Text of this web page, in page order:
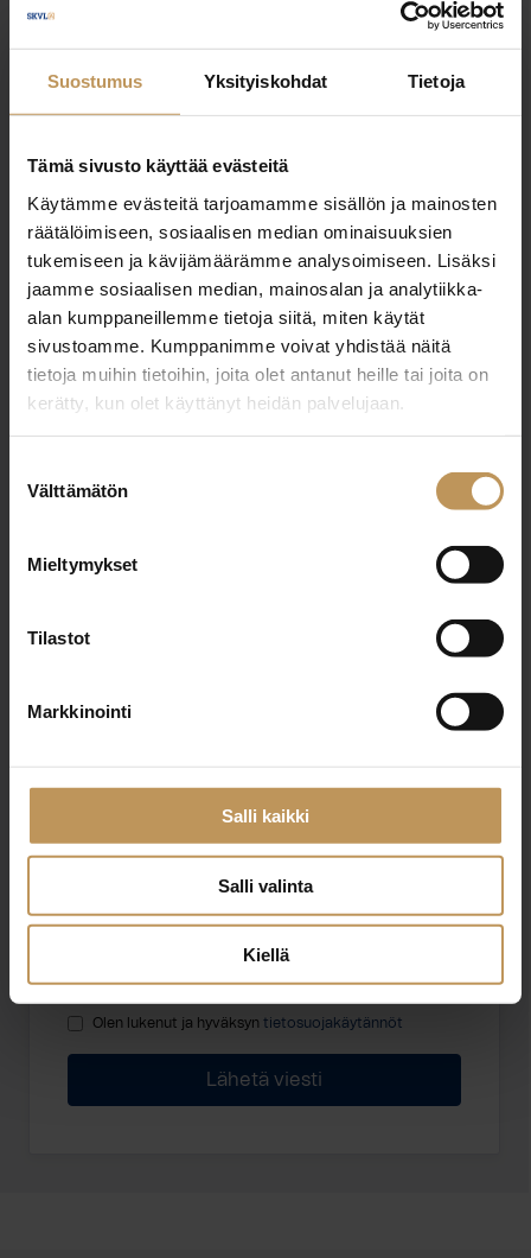
Suostumus Yksityiskohdat Tietoja
Tämä sivusto käyttää evästeitä
Käytämme evästeitä tarjoamamme sisällön ja mainosten
räätälöimiseen, sosiaalisen median ominaisuuksien
tukemiseen ja kävijämäärämme analysoimiseen. Lisäksi
jaamme sosiaalisen median, mainosalan ja analytiikka-
alan kumppaneillemme tietoja siitä, miten käytät
sivustoamme. Kumppanimme voivat yhdistää näitä
tietoja muihin tietoihin, joita olet antanut heille tai joita on
kerätty, kun olet käyttänyt heidän palvelujaan.
valinta
Välttämätön
Mieltymykset
Tilastot
Markkinointi
Salli kaikki
Salli valinta
Kiellä
Jätä yhteystietosi, niin otan yhteyttä
0505995595
"*" näyttää pakolliset kentät
Haluan että minuun otetaan yhteyttä puhelimitse
Olen lukenut ja hyväksyn tietosuojakäytännöt